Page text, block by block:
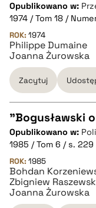
CZYSTY TEKST
pobierz cytat
BIBTEX
pobierz cytat
Opublikowano w:
1974 / Tom 18 /
ROK: 1974
Philippe Dumaine
Joanna Żurowska
Zacytuj
CZYSTY TEKST
pobierz cytat
"Bogusławski
Opublikowano w:
1985 / Tom 6 / s.
ROK: 1985
Bohdan
Zbigniew
Joanna Żurowska